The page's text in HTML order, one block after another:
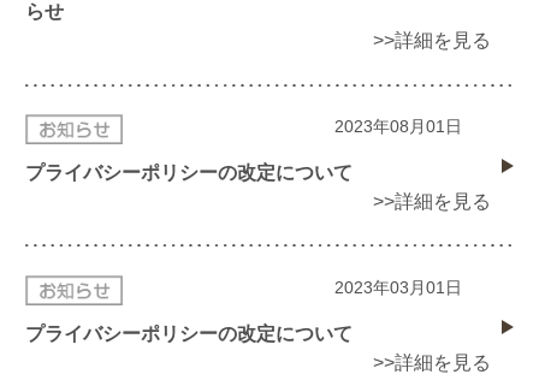
らせ
>>詳細を見る
2023年08月01日
プライバシーポリシーの改定について
>>詳細を見る
2023年03月01日
プライバシーポリシーの改定について
>>詳細を見る